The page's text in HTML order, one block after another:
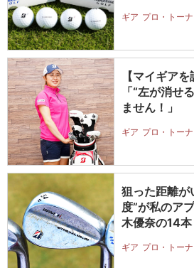
ギア プロ・トー
【マイギア
「“左が消せ
ません！」
ギア プロ・トー
狙った距離が
度”が私のア
木優奈の14本
ギア プロ・トー